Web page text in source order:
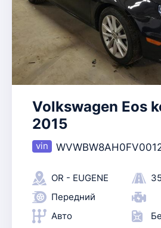
Volkswagen Eos
2015
OR - EUGENE
Передний
Авто